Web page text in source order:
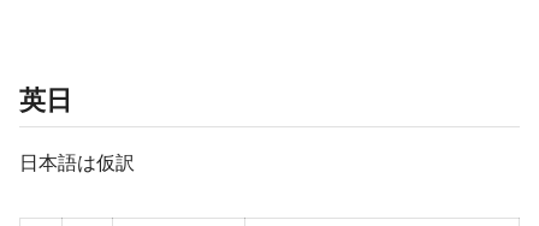
英日
日本語は仮訳